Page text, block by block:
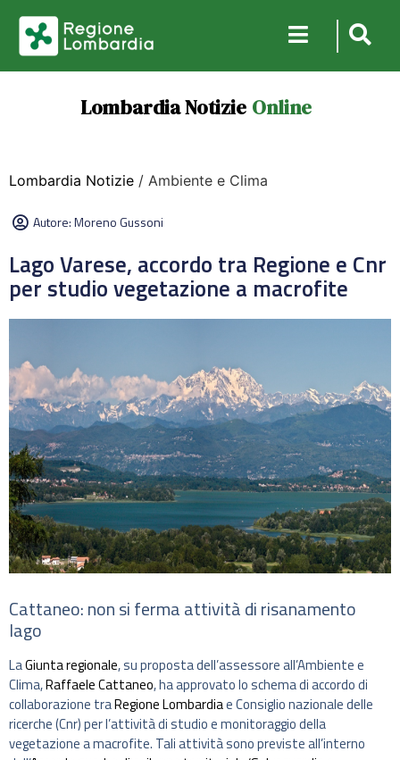
Lombardia Notizie Online
Lombardia Notizie / Ambiente e Clima
Autore:Moreno Gussoni
Lago Varese, accordo tra Regione e Cnr
per studio vegetazione a macrofite
Cattaneo: non si ferma attività di risanamento
lago
LaGiunta regionale, su proposta dell’assessore all’Ambiente e
Clima,Raffaele Cattaneo, ha approvato lo schema di accordo di
collaborazione traRegione Lombardiae Consiglio nazionale delle
ricerche (Cnr) per l’attività di studio e monitoraggio della
vegetazione a macrofite. Tali attività sono previste all’interno